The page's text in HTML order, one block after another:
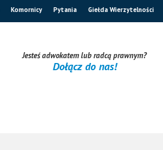
Komornicy Pytania Giełda Wierzytelności
Jesteś adwokatem lub radcą prawnym?
Dołącz do nas!